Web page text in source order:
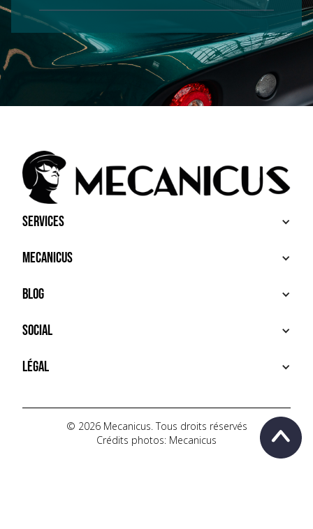
Services
ACHETER
VENDRE
SERVICES PREMIUM
Mecanicus
À PROPOS
HOUSE MECANICUS
CONTACT
Blog
NEWS
VIDÉOS
AUTOPÉDIA
Social
INSTAGRAM
TIKTOK
YOUTUBE
Légal
POLITIQUE DE CONFIDENTIALITÉ
© 2026 Mecanicus. Tous droits réservés
Crédits photos: Mecanicus